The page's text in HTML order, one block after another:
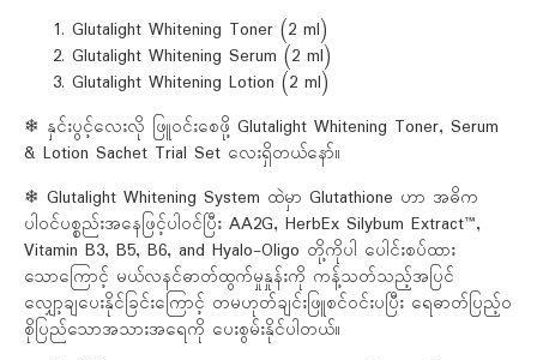
Glutalight Whitening Toner (2 ml)
Glutalight Whitening Serum (2 ml)
Glutalight Whitening Lotion (2 ml)
❄ နှင်းပွင့်လေးလို ဖြူဝင်းစေဖို့ Glutalight Whitening Toner, Serum
& Lotion Sachet Trial Set လေးရှိတယ်နော်။
❄ Glutalight Whitening System ထဲမှာ Glutathione ဟာ အဓိက
ပါဝင်ပစ္စည်းအနေဖြင့်ပါဝင်ပြီး AA2G, HerbEx Silybum Extract™,
Vitamin B3, B5, B6, and Hyalo-Oligo တို့ကိုပါ ပေါင်းစပ်ထား
သောကြောင့် မယ်လနင်ဓာတ်ထွက်မှုနှုန်းကို ကန့်သတ်သည့်အပြင်
လျှော့ချပေးနိုင်ခြင်းကြောင့် တမဟုတ်ချင်းဖြူစင်ဝင်းပပြီး ရေဓာတ်ပြည့်ဝ
စိုပြည်သောအသားအရေကို ပေးစွမ်းနိုင်ပါတယ်။